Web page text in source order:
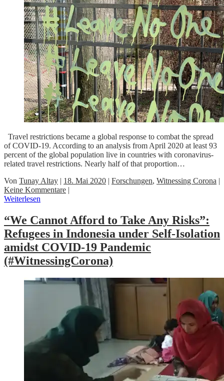
Travel restrictions became a global response to combat the spread
of COVID-19. According to an analysis from April 2020 at least 93
percent of the global population live in countries with coronavirus-
related travel restrictions. Nearly half of that proportion…
Von Tunay Altay | 18. Mai 2020 | Forschungen, Witnessing Corona |
Keine Kommentare |
Weiterlesen
“We Cannot Afford to Take Any Risks”:
Refugees in Indonesia under Self-Isolation
amidst COVID-19 Pandemic
(#WitnessingCorona)